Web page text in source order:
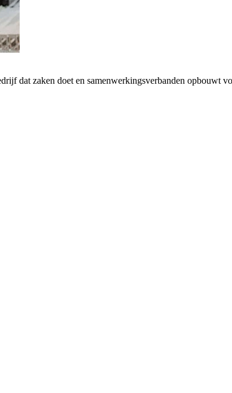
dat zaken doet en samenwerkingsverbanden opbouwt